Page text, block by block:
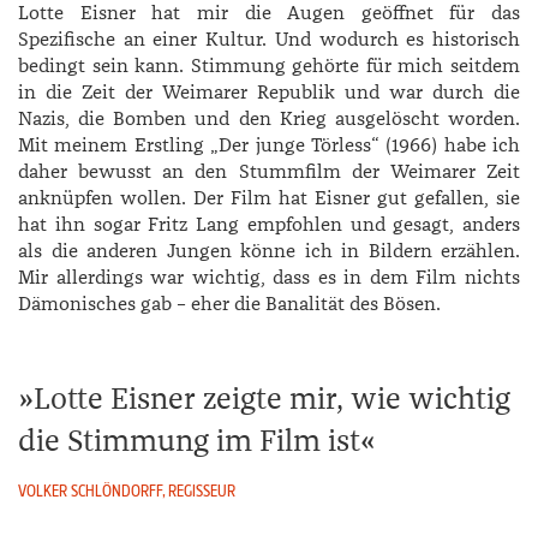
Lotte Eisner hat mir die Augen geöffnet für das
Spezifische an einer Kultur. Und wodurch es historisch
bedingt sein kann. Stimmung gehörte für mich seitdem
in die Zeit der Weimarer Republik und war durch die
Nazis, die Bomben und den Krieg ausgelöscht worden.
Mit meinem Erstling „Der junge Törless“ (1966) habe ich
daher bewusst an den Stummfilm der Weimarer Zeit
anknüpfen wollen. Der Film hat ­Eisner gut gefallen, sie
hat ihn sogar Fritz Lang empfohlen und gesagt, anders
als die anderen Jungen könne ich in Bildern erzählen.
Mir allerdings war wichtig, dass es in dem Film nichts
Dämonisches gab – eher die Banalität des Bösen.
Lotte Eisner zeigte mir, wie wichtig
die Stimmung im Film ist
VOLKER SCHLÖNDORFF, REGISSEUR